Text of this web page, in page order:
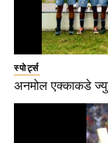
स्पोर्ट्स
अनमोल एक्काकडे